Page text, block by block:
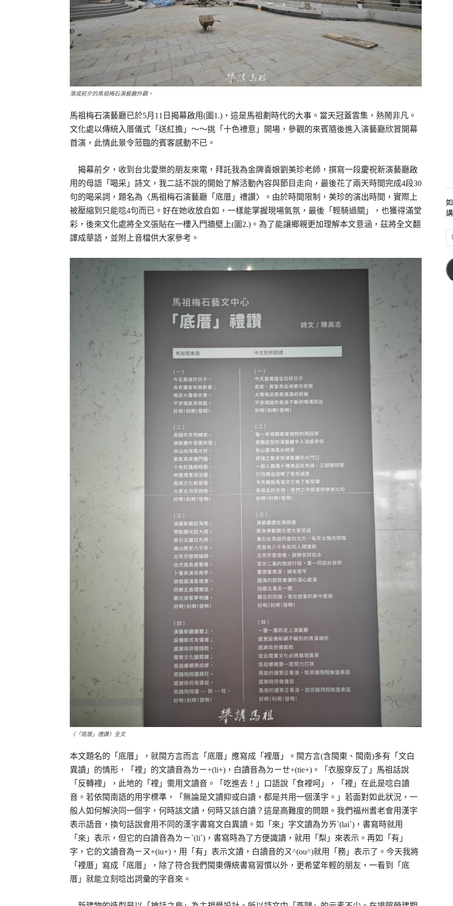
落成前夕的馬祖梅石演藝廳外觀。
馬祖梅石演藝廳已於5月11日揭幕啟用(圖1.)，這是馬祖劃時代的大事。當天冠蓋雲集，熱鬧非凡。
文化處以傳統入厝儀式「送紅擔」～～挑「十色禮意」開場，參觀的來賓隨後進入演藝廳欣賞開幕
首演，此情此景令蒞臨的賓客感動不已。
揭幕前夕，收到台北愛樂的朋友來電，拜託我為金牌喜娘劉美珍老師，撰寫一段慶祝新演藝廳啟
用的母語「喝采」詩文，我二話不說的開始了解活動內容與節目走向，最後花了兩天時間完成4段30
句的喝采詞，題名為〈馬祖梅石演藝廳「底厝」禮讚〉。由於時間限制，美珍的演出時間，實際上
被壓縮到只能唸4句而已。好在她收放自如，一樣能掌握現場氣氛，最後「輕騎過關」，也獲得滿堂
彩，後來文化處將全文張貼在一樓入門牆壁上(圖2.)。為了能讓鄉親更加理解本文意涵，茲將全文翻
譯成華語，並附上音檔供大家參考。
〈「底厝」禮讚〉全文
本文題名的「底厝」，就閩方言而言「底厝」應寫成「裡厝」。閩方言(含閩東、閩南)多有「文白
異讀」的情形，「裡」的文讀音為ㄌㄧ+(li+)，白讀音為ㄉㄧㄝ+(tie+)。「衣服穿反了」馬祖話說
「反轉裡」，此地的「裡」需用文讀音。「吃進去！」口語說「食裡呵」，「裡」在此是唸白讀
音。若依閩南語的用字標準，「無論是文讀抑或白讀，都是共用一個漢字。」若面對如此狀況，一
般人如何解決同一個字，何時該文讀，何時又該白讀？這是高難度的問題。我們福州耆老會用漢字
表示語音，換句話說會用不同的漢字書寫文白異讀。如「來」字文讀為ㄌㄞˋ(laiˋ)，書寫時就用
「來」表示，但它的白讀音為ㄌㄧˋ(liˋ)，書寫時為了方便識讀，就用「梨」來表示。再如「有」
字，它的文讀音為ㄧㄡ+(iu+)，用「有」表示文讀，白讀音的ㄡ^(ou^)就用「務」表示了。今天我將
「裡厝」寫成「底厝」，除了符合我們閩東傳統書寫習慣以外，更希望年輕的朋友，一看到「底
厝」就能立刻唸出詞彙的字音來。
電
子
件
位